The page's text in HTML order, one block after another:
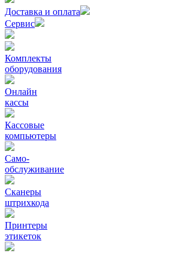
Доставка и оплата
Сервис
Комплекты
оборудования
Онлайн
кассы
Кассовые
компьютеры
Само-
обслуживание
Сканеры
штрихкода
Принтеры
этикеток